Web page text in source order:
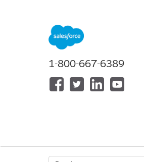
LØSTE
Giv os
1-800-667-6389